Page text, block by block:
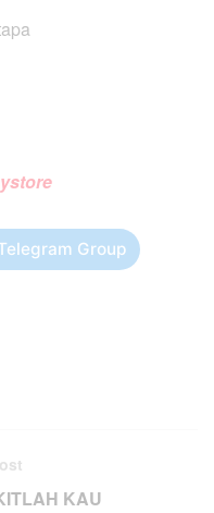
Group
KAU